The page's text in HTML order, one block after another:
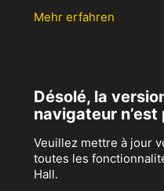
Mehr erfahren
Désolé, la
navigateur n’est
Veuillez mettre à jour
toutes les
Hall.